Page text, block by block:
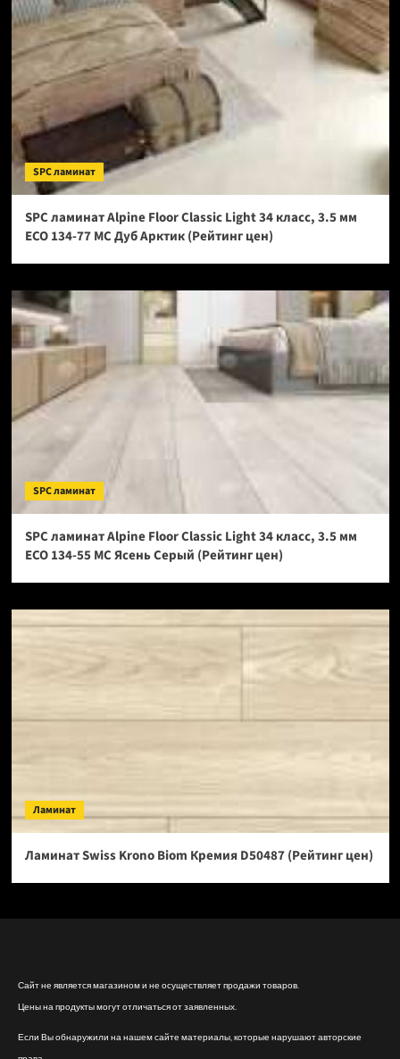
SPC ламинат
SPC ламинат Alpine Floor Classic Light 34 класс, 3.5 мм
ECO 134-77 МС Дуб Арктик (Рейтинг цен)
SPC ламинат
SPC ламинат Alpine Floor Classic Light 34 класс, 3.5 мм
ECO 134-55 МС Ясень Серый (Рейтинг цен)
Ламинат
Ламинат Swiss Krono Biom Кремия D50487 (Рейтинг цен)
Сайт не является магазином и не осуществляет продажи товаров.
Цены на продукты могут отличаться от заявленных.
Если Вы обнаружили на нашем сайте материалы, которые нарушают авторские